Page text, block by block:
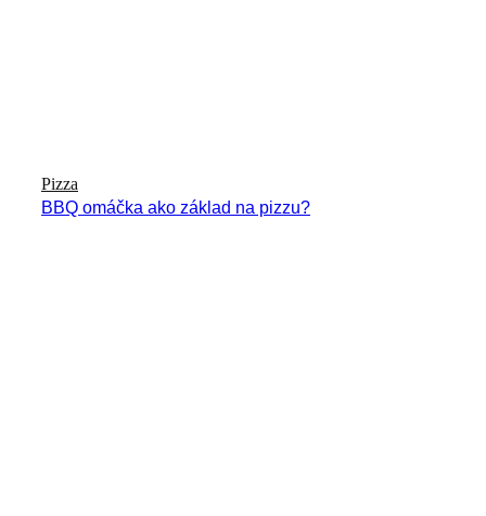
Pizza
BBQ omáčka ako základ na pizzu?